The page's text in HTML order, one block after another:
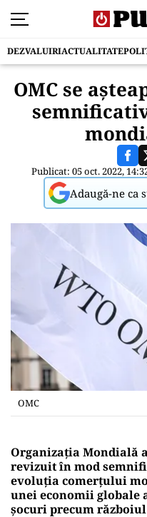
DEZVALUIRIACTUALITATE
OMC se
Publicat: 05 oct. 2022,
Adaugă-ne ca
OMC
Organizaţia Mondială
revizuit în mod
evoluţia comerţului
unei economii globale
şocuri precum